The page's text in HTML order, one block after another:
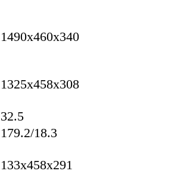
1490x460x340
1325x458x308
32.5
179.2/18.3
133x458x291